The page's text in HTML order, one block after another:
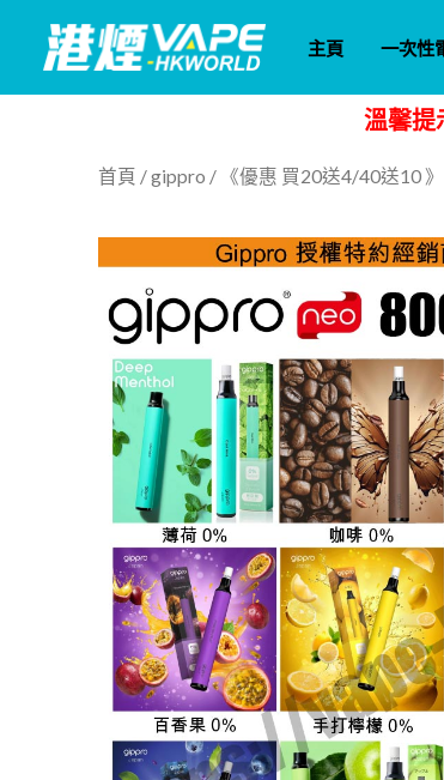
主
主頁 一次性
溫馨提
首頁 /gippro / 《優惠 買20送4/40送10